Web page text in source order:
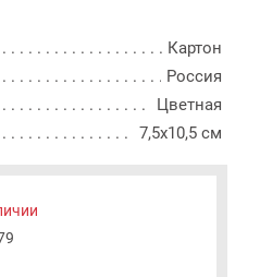
Картон
Россия
Цветная
7,5x10,5 см